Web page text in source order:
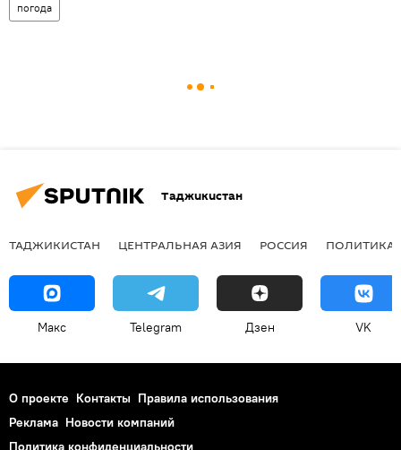
погода
Таджикистан
ТАДЖИКИСТАН ЦЕНТРАЛЬНАЯ АЗИЯ РОССИЯ ПОЛИТИКА
Макс Telegram Дзен VK
О проекте Контакты Правила использования
Реклама Новости компаний
Политика конфиденциальности